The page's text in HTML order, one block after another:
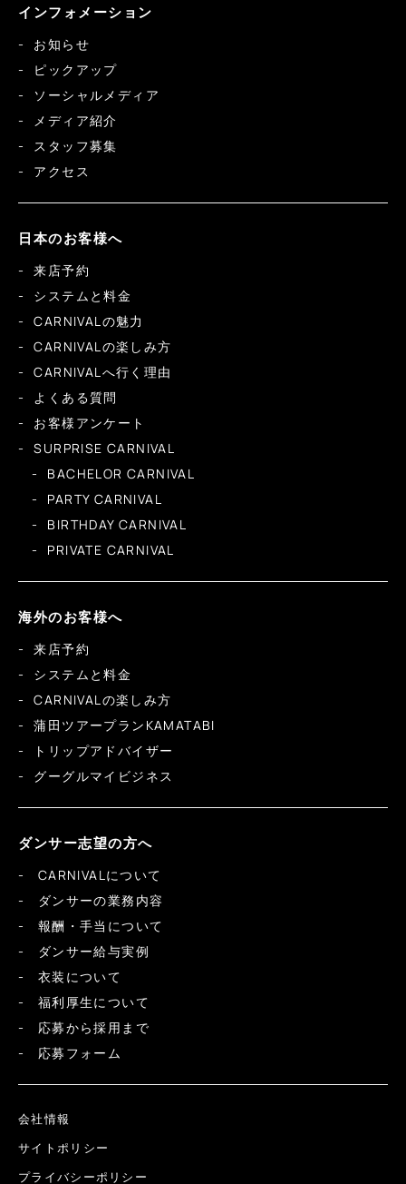
インフォメーション
お知らせ
ピックアップ
ソーシャルメディア
メディア紹介
スタッフ募集
アクセス
日本のお客様へ
来店予約
システムと料金
CARNIVALの魅力
CARNIVALの楽しみ方
CARNIVALへ行く理由
よくある質問
お客様アンケート
SURPRISE CARNIVAL
BACHELOR CARNIVAL
PARTY CARNIVAL
BIRTHDAY CARNIVAL
PRIVATE CARNIVAL
海外のお客様へ
来店予約
システムと料金
CARNIVALの楽しみ方
蒲田ツアープランKAMATABI
トリップアドバイザー
グーグルマイビジネス
ダンサー志望の方へ
CARNIVALについて
ダンサーの業務内容
報酬・手当について
ダンサー給与実例
衣装について
福利厚生について
応募から採用まで
応募フォーム
会社情報
サイトポリシー
プライバシーポリシー